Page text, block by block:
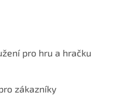
pro hru a hračku
zákazníky